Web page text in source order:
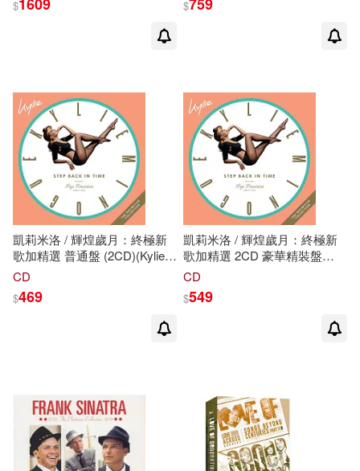
$ $
凱莉米洛 / 輝煌歲月：終極新
歌加精選 普通盤 (2CD)(Kylie
Minogue / Step Back In Time:
(2CD))
CD
$469
凱莉米洛 / 輝煌歲月：終極新
歌加精選 2CD 豪華精裝盤
(Kylie Minogue / Step Back In
(2CD))
CD
$549